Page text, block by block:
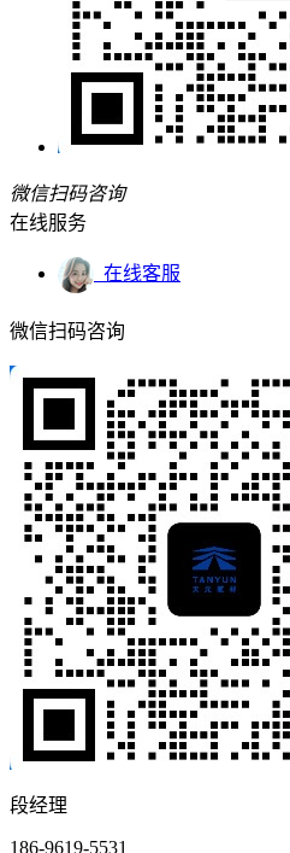
微信扫码咨询
在线服务
在线客服
微信扫码咨询
段经理
186-9619-5531